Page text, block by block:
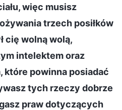
więc musisz
trzech posiłków
cię wolną wolą,
intelektem oraz
które powinna posiadać
tych rzeczy dobrze
praw dotyczących